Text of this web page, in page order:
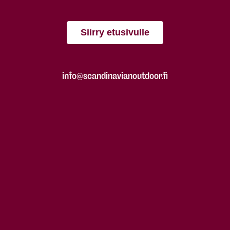
Siirry etusivulle
info@scandinavianoutdoor.fi